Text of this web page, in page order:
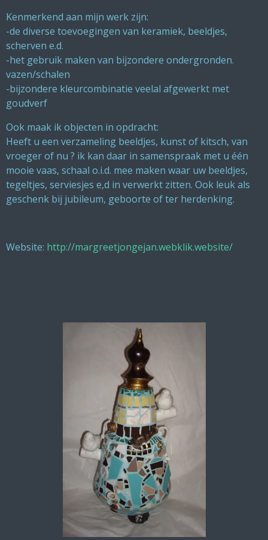
Kenmerkend aan mijn werk zijn:
-de diverse toevoegingen van keramiek, beeldjes,
scherven e.d.
-het gebruik maken van bijzondere ondergronden.
vazen/schalen
-bijzondere kleurcombinatie veelal afgewerkt met
goudverf
Ook maak ik objecten in opdracht:
Heeft u een verzameling beeldjes, kunst of kitsch, van
vroeger of nu ? ik kan daar in samenspraak met u één
mooie vaas, schaal o.i.d. mee maken waar uw beeldjes,
tegeltjes, serviesjes e,d in verwerkt zitten. Ook leuk als
geschenk bij jubileum, geboorte of ter herdenking.
Website: http://margreetjongejan.webklik.website/